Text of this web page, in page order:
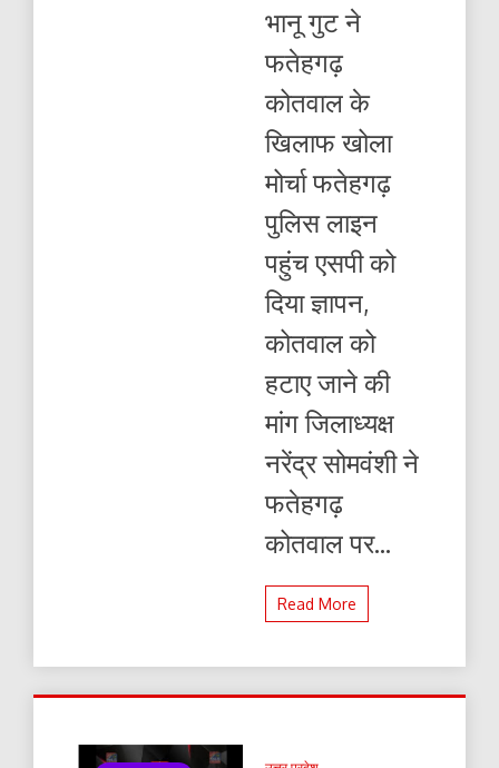
भानू गुट ने
फतेहगढ़
कोतवाल के
खिलाफ खोला
मोर्चा फतेहगढ़
पुलिस लाइन
पहुंच एसपी को
दिया ज्ञापन,
कोतवाल को
हटाए जाने की
मांग जिलाध्यक्ष
नरेंद्र सोमवंशी ने
फतेहगढ़
कोतवाल पर...
Read More